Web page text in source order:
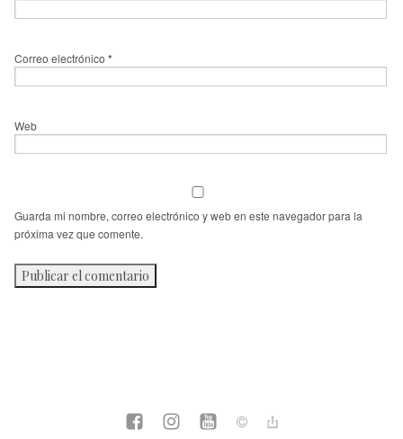
Correo electrónico *
Web
Guarda mi nombre, correo electrónico y web en este navegador para la
próxima vez que comente.